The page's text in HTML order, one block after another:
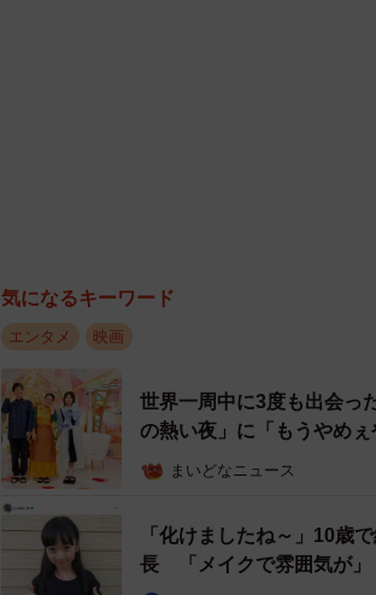
気になるキーワード
エンタメ 映画
世界一周中に3度も出会っ
の熱い夜」に「もうやめぇ
まいどなニュース
「化けましたね～」10歳
長 「メイクで雰囲気が」